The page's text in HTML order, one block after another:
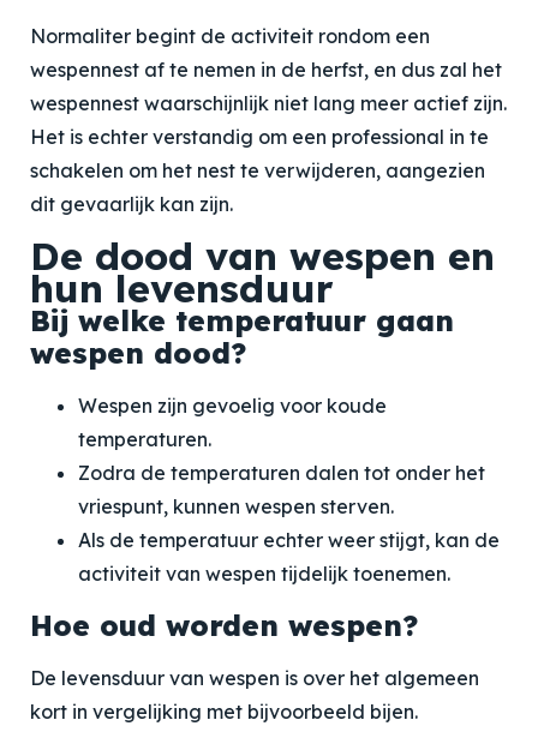
Normaliter begint de activiteit rondom een
wespennest af te nemen in de herfst, en dus zal het
wespennest waarschijnlijk niet lang meer actief zijn.
Het is echter verstandig om een professional in te
schakelen om het nest te verwijderen, aangezien
dit gevaarlijk kan zijn.
De dood van wespen en
hun levensduur
Bij welke temperatuur gaan
wespen dood?
Wespen zijn gevoelig voor koude
temperaturen.
Zodra de temperaturen dalen tot onder het
vriespunt, kunnen wespen sterven.
Als de temperatuur echter weer stijgt, kan de
activiteit van wespen tijdelijk toenemen.
Hoe oud worden wespen?
De levensduur van wespen is over het algemeen
kort in vergelijking met bijvoorbeeld bijen.